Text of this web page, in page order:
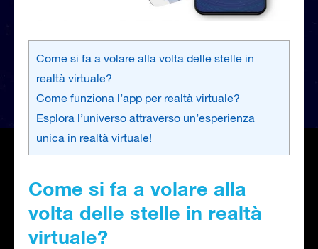
Come si fa a volare alla volta delle stelle in
realtà virtuale?
Come funziona l’app per realtà virtuale?
Esplora l’universo attraverso un’esperienza
unica in realtà virtuale!
Come si fa a volare alla
volta delle stelle in realtà
virtuale?